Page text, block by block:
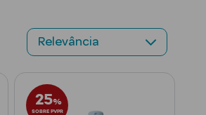
Suplementos
25%
SOBRE PVPR